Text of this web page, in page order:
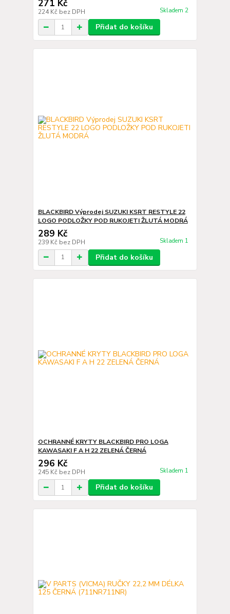
271 Kč
224 Kč bez DPH Skladem 2
Přidat do košíku
BLACKBIRD Výprodej SUZUKI KSRT RESTYLE 22
LOGO PODLOŽKY POD RUKOJETI ŽLUTÁ MODRÁ
289 Kč
239 Kč bez DPH Skladem 1
Přidat do košíku
OCHRANNÉ KRYTY BLACKBIRD PRO LOGA
KAWASAKI F A H 22 ZELENÁ ČERNÁ
296 Kč
245 Kč bez DPH Skladem 1
Přidat do košíku